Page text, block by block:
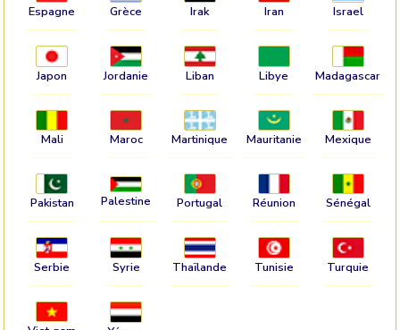
Espagne Grèce Irak Iran Israel
Japon Jordanie Liban Libye Madagascar
Mali Maroc Martinique Mauritanie Mexique
Pakistan Palestine Portugal Réunion Sénégal
Serbie Syrie Thaïlande Tunisie Turquie